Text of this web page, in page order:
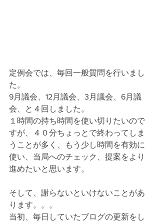
定例会では、毎回一般質問を行いまし
た。
9月議会、12月議会、3月議会、6月議
会、と４回しました。
１時間の持ち時間を使い切りたいので
すが、４０分ちょっとで終わってしま
うことが多く、もう少し時間を有効に
使い、当局へのチェック、提案をより
進めたいと思います。
そして、謝らないといけないことがあ
ります。。。
当初、毎日していたブログの更新をし